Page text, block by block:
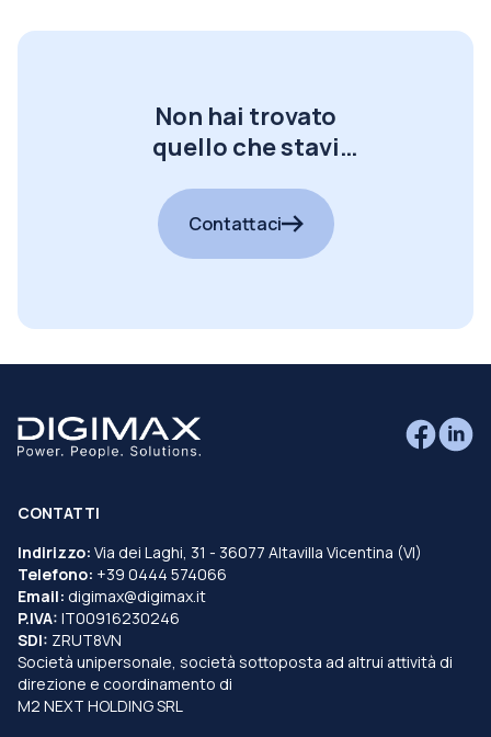
Non hai trovato
quello che stavi
Contattaci
CONTATTI
Indirizzo: Via dei Laghi, 31 - 36077 Altavilla Vicentina (VI)
Telefono: +39 0444 574066
Email: digimax@digimax.it
P.IVA: IT00916230246
SDI: ZRUT8VN
Società unipersonale, società sottoposta ad altrui attività di
direzione e coordinamento di
M2 NEXT HOLDING SRL